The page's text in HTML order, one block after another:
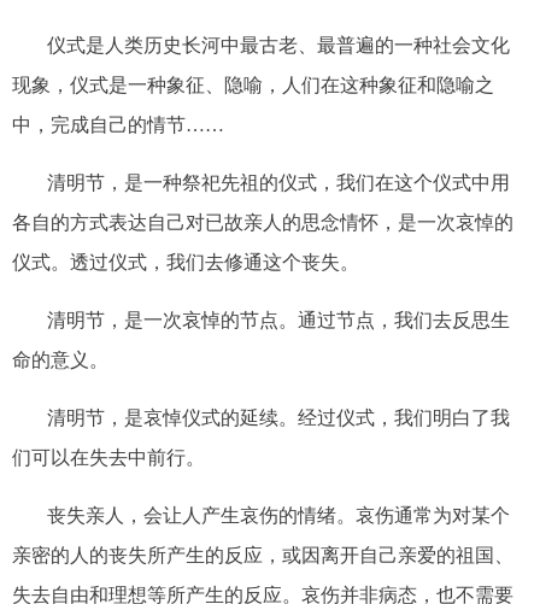
仪式是人类历史长河中最古老、最普遍的一种社会文化
现象，仪式是一种象征、隐喻，人们在这种象征和隐喻之
中，完成自己的情节……
清明节，是一种祭祀先祖的仪式，我们在这个仪式中用
各自的方式表达自己对已故亲人的思念情怀，是一次哀悼的
仪式。透过仪式，我们去修通这个丧失。
清明节，是一次哀悼的节点。通过节点，我们去反思生
命的意义。
清明节，是哀悼仪式的延续。经过仪式，我们明白了我
们可以在失去中前行。
丧失亲人，会让人产生哀伤的情绪。哀伤通常为对某个
亲密的人的丧失所产生的反应，或因离开自己亲爱的祖国、
失去自由和理想等所产生的反应。哀伤并非病态，也不需要